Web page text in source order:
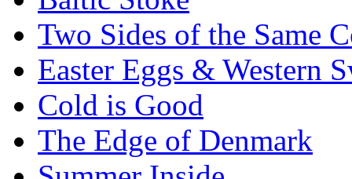
Two Sides of the Same
Easter Eggs & Western
Cold is Good
The Edge of Denmark